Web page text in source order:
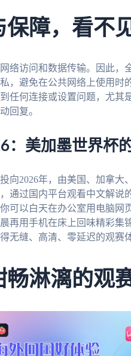
保障，看不
络访问和数据传输。因此，
，避免在公共网络上使用时
任何连接或设置问题，尤其
回复。
：美加墨世界杯
向2026年，由美国、加拿
通过国内平台观看中文解说
可以白天在办公室用电脑网
再用手机在床上回味精彩集
无缝、高清、零延迟的观赛
畅淋漓的观